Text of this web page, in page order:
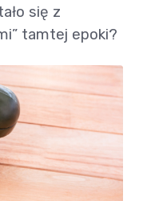
się z
tamtej epoki?